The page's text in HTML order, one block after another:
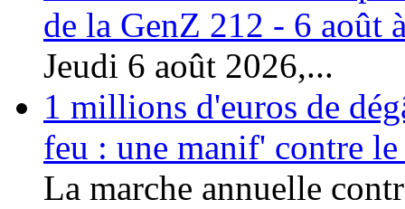
de la GenZ 212 - 6 août
Jeudi 6 août 2026,...
1 millions d'euros de
feu : une manif' contre
La marche annuelle